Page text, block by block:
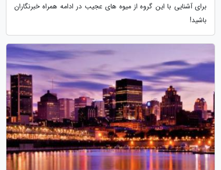
برای آشنایی با این گروه از میوه های عجیب در ادامه همراه خبرنگاران
باشید!